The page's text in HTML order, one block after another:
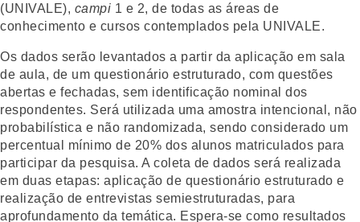
(UNIVALE), campi 1 e 2, de todas as áreas de
conhecimento e cursos contemplados pela UNIVALE.
Os dados serão levantados a partir da aplicação em sala
de aula, de um questionário estruturado, com questões
abertas e fechadas, sem identificação nominal dos
respondentes. Será utilizada uma amostra intencional, não
probabilística e não randomizada, sendo considerado um
percentual mínimo de 20% dos alunos matriculados para
participar da pesquisa. A coleta de dados será realizada
em duas etapas: aplicação de questionário estruturado e
realização de entrevistas semiestruturadas, para
aprofundamento da temática. Espera-se como resultados